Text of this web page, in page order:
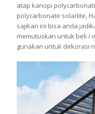
atap kanopi
polycarbonate solarlite,
sajikan ini bisa anda
memutuskan untuk beli /
gunakan untuk dekorasi